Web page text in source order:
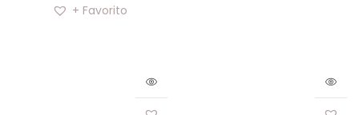
+ Favorito